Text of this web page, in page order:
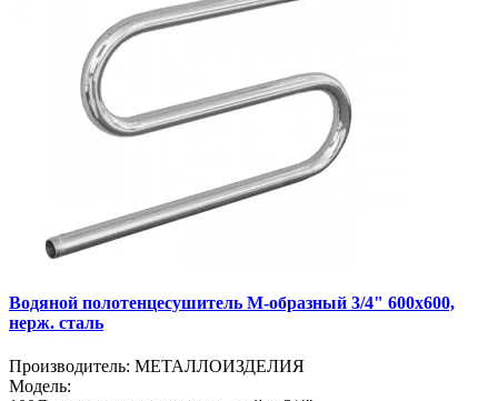
Водяной полотенцесушитель М-образный 3/4" 600х600,
нерж. сталь
Производитель: МЕТАЛЛОИЗДЕЛИЯ
Модель: